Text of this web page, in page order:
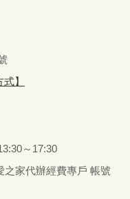
】
～17:30
之家代辦經費專戶 帳號